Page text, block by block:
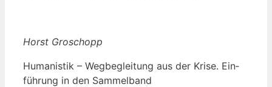
Horst Gro­schopp
Huma­nis­tik – Weg­be­glei­tung aus der Kri­se. Ein­
füh­rung in den Sammelband